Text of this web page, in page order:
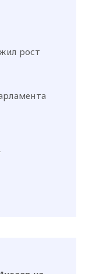
рост